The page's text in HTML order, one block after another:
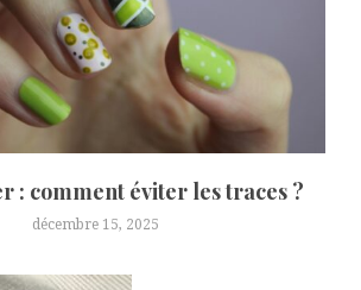
: comment éviter les traces ?
décembre 15, 2025